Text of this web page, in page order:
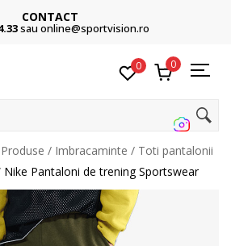
CONTACT
sau online@sportvision.ro
0 0
Produse Imbracaminte
Toti pantalonii
Nike Pantaloni de trening Sportswear